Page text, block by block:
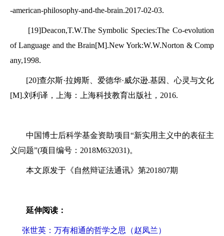
-american-philosophy-and-the-brain.2017-02-03.
[19]Deacon,T.W.The Symbolic Species:The Co-evolution
of Language and the Brain[M].New York:W.W.Norton & Comp
any,1998.
[20]查尔斯·拉姆斯、爱德华·威尔逊.基因、心灵与文化
[M].刘利译，上海：上海科技教育出版社，2016.
中国博士后科学基金资助项目“新实用主义中的表征主
义问题”(项目编号：2018M632031)。
本文原发于《自然辩证法通讯》第201807期
延伸阅读：
张世英：万有相通的哲学之思（赵凤兰）